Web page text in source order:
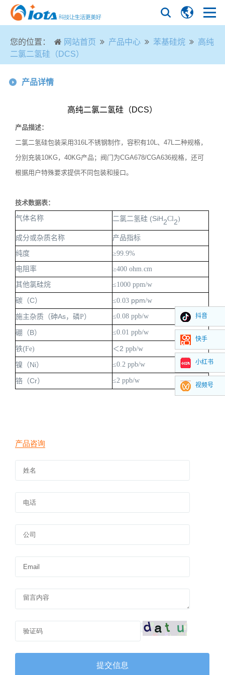
您的位置： 网站首页 产品中心 苯基硅烷
高纯
二氯二氢硅（DCS）
产品详情
高纯二氯二氢硅（DCS）
产品描述：
二氯二氢硅包装采用316L不锈钢制作，容积有10L、 47L二种规格，
分别充装10KG ， 40KG产品；阀门为CGA678/CGA636规格，还可
根据用户特殊要求提供不同包装和接口。
技术数据表：
气体名称 二氯二氢硅 (SiH2Cl2)
成分或杂质名称 产品指标
纯度 ≥99.9%
电阻率 ≥400 ohm.cm
其他氯硅烷 ≤1000 ppm/w
碳（C） ≤0.03 ppm/w
施主杂质（砷As，磷P） ≤0.08 ppb/w
硼（B） ≤0.01 ppb/w
铁(Fe) ＜2 ppb/w
镍（Ni） ≤0.2 ppb/w
铬（Cr） ≤2 ppb/w
抖音
快手
小红书
视频号